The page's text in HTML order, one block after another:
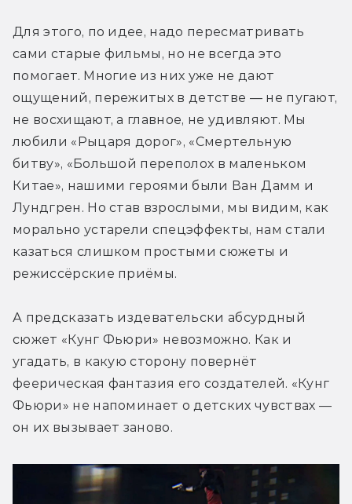
Для этого, по идее, надо пересматривать
сами старые фильмы, но не всегда это
помогает. Многие из них уже не дают
ощущений, пережитых в детстве — не пугают,
не восхищают, а главное, не удивляют. Мы
любили «Рыцаря дорог», «Смертельную
битву», «Большой переполох в маленьком
Китае», нашими героями были Ван Дамм и
Лундгрен. Но став взрослыми, мы видим, как
морально устарели спецэффекты, нам стали
казаться слишком простыми сюжеты и
режиссёрские приёмы.
А предсказать издевательски абсурдный
сюжет «Кунг Фьюри» невозможно. Как и
угадать, в какую сторону повернёт
феерическая фантазия его создателей. «Кунг
Фьюри» не напоминает о детских чувствах —
он их вызывает заново.